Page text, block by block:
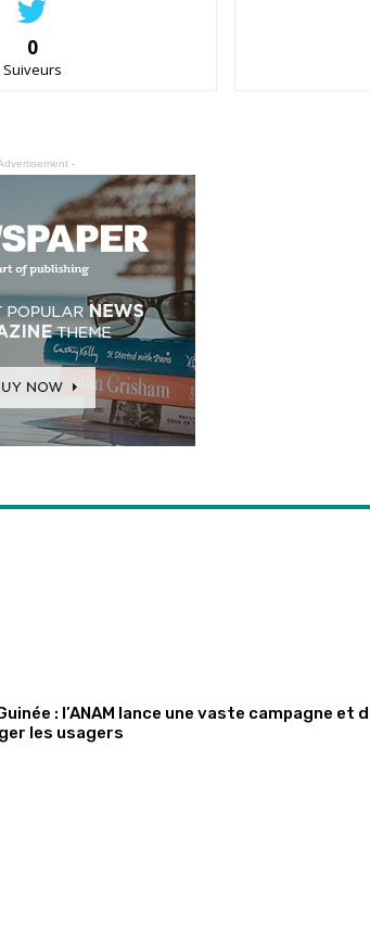
0
Suiveurs
-
: l’ANAM lance une vaste campagne et
les usagers